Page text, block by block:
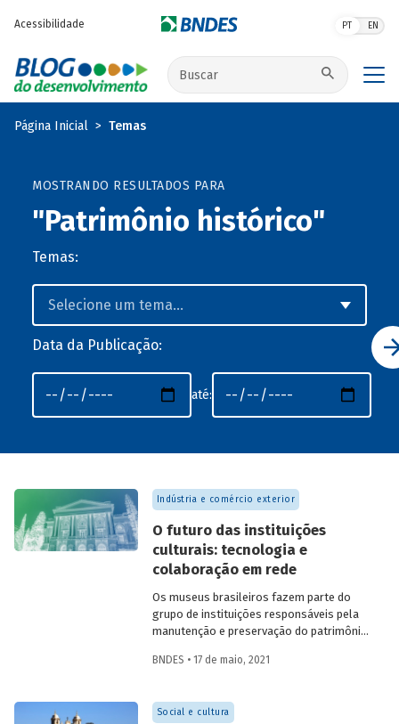
Acessibilidade PT EN
Buscar no site
Página Inicial Temas
MOSTRANDO RESULTADOS PARA
"Patrimônio histórico"
Temas:
Data da Publicação:
até:
Indústria e comércio exterior
O futuro das instituições
culturais: tecnologia e
colaboração em rede
Os museus brasileiros fazem parte do
grupo de instituições responsáveis pela
manutenção e preservação do patrimônio
memória do país. Diante da
nas últimas décadas, essas instituições
têm a oportunidade de adotar novos
BNDES • 17 de maio, 2021
Social e cultura